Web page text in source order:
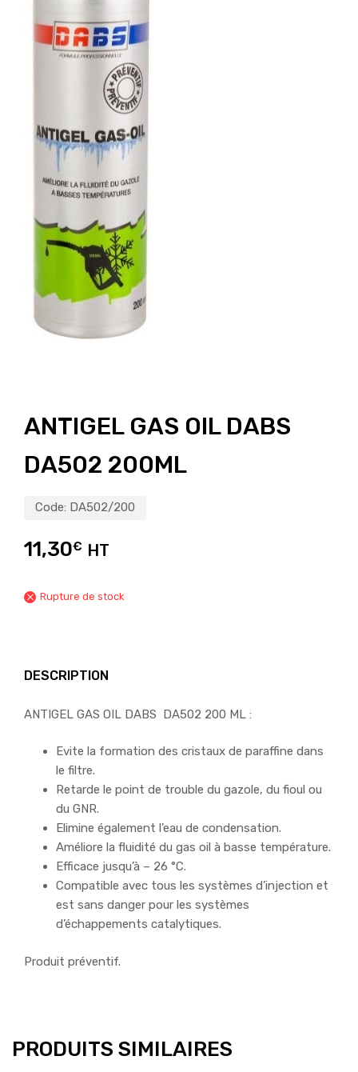
ANTIGEL GAS OIL DABS
DA502 200ML
Code: DA502/200
11,30€ HT
Rupture de stock
DESCRIPTION
ANTIGEL GAS OIL DABS DA502 200 ML :
Evite la formation des cristaux de paraffine dans
le filtre.
Retarde le point de trouble du gazole, du fioul ou
du GNR.
Elimine également l’eau de condensation.
Améliore la fluidité du gas oil à basse température.
Efficace jusqu’à – 26 °C.
Compatible avec tous les systèmes d’injection et
est sans danger pour les systèmes
d’échappements catalytiques.
Produit préventif.
PRODUITS SIMILAIRES